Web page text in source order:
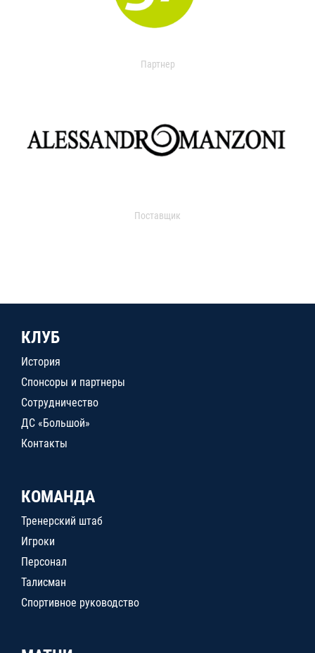
Партнер
Поставщик
КЛУБ
История
Спонсоры и партнеры
Сотрудничество
ДС «Большой»
Контакты
КОМАНДА
Тренерский штаб
Игроки
Персонал
Талисман
Спортивное руководство